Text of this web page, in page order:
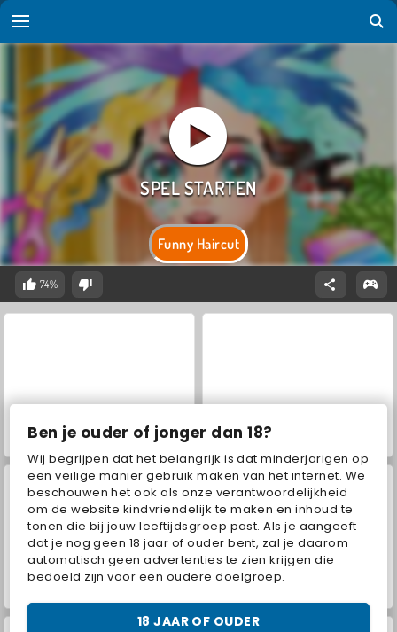
Ben je ouder of jonger dan 18?
Wij begrijpen dat het belangrijk is dat minderjarigen op
een veilige manier gebruik maken van het internet. We
beschouwen het ook als onze verantwoordelijkheid
om de website kindvriendelijk te maken en inhoud te
tonen die bij jouw leeftijdsgroep past. Als je aangeeft
dat je nog geen 18 jaar of ouder bent, zal je daarom
automatisch geen advertenties te zien krijgen die
bedoeld zijn voor een oudere doelgroep.
18 JAAR OF OUDER
Funny Haircut
74%
ASMR Makeover & Makeup Studio VegaMix Da Vinci Puzzles